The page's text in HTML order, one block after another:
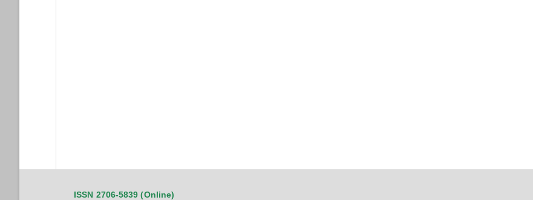
ISSN 2706-5839 (Online)